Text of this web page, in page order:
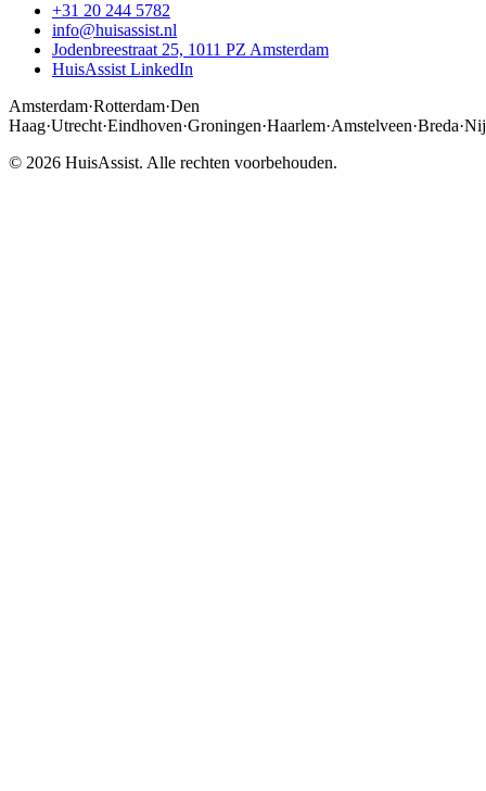
+31 20 244 5782
info@huisassist.nl
Jodenbreestraat 25, 1011 PZ Amsterdam
HuisAssist LinkedIn
Amsterdam·Rotterdam·Den
Haag·Utrecht·Eindhoven·Groningen·Haarlem·Amstelveen·Breda·
© 2026 HuisAssist. Alle rechten voorbehouden.